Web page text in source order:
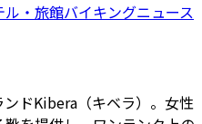
ル・旅館バイキングニュース
ドKibera（キベラ）。女性